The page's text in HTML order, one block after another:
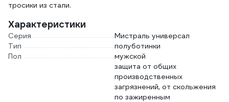
тросики из стали.
Характеристики
Серия
Мистраль универсал
Тип
полуботинки
Пол
мужской
защита от общих
производственных
загрязнений, от скольжения
по зажиренным